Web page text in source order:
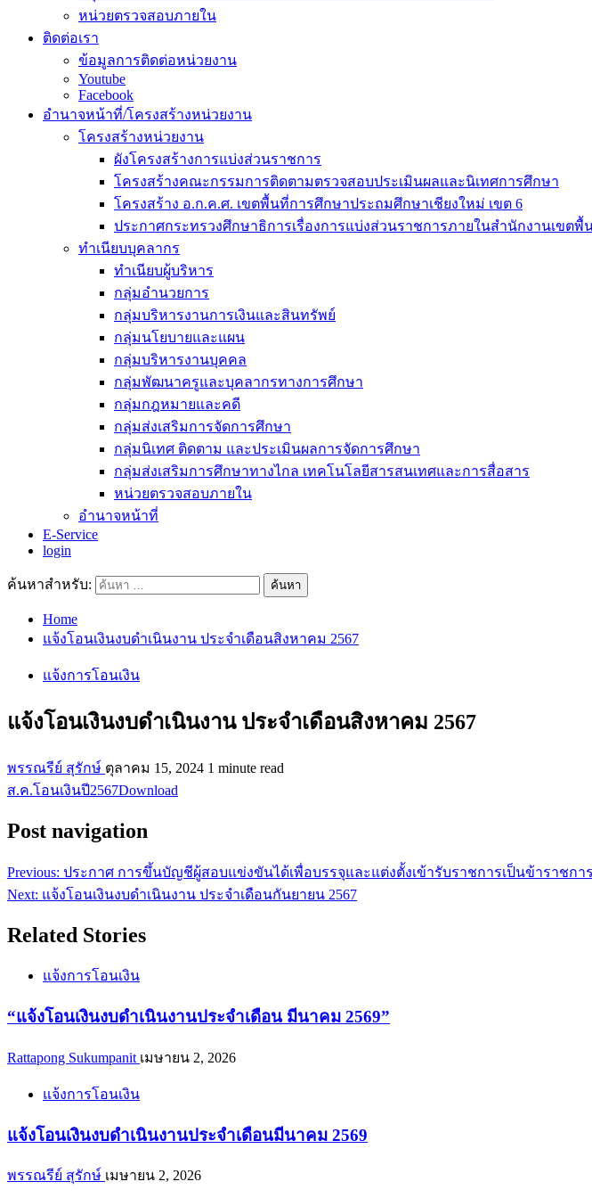
หน่วยตรวจสอบภายใน
ติดต่อเรา
ข้อมูลการติดต่อหน่วยงาน
Youtube
Facebook
อำนาจหน้าที่/โครงสร้างหน่วยงาน
โครงสร้างหน่วยงาน
ผังโครงสร้างการแบ่งส่วนราชการ
โครงสร้างคณะกรรมการติดตามตรวจสอบประเมินผลและนิเทศการศึกษา
โครงสร้าง อ.ก.ค.ศ. เขตพื้นที่การศึกษาประถมศึกษาเชียงใหม่ เขต 6
ประกาศกระทรวงศึกษาธิการเรื่องการแบ่งส่วนราชการภายในสำนักงานเขตพื้
ทำเนียบบุคลากร
ทำเนียบผู้บริหาร
กลุ่มอำนวยการ
กลุ่มบริหารงานการเงินและสินทรัพย์
กลุ่มนโยบายและแผน
กลุ่มบริหารงานบุคคล
กลุ่มพัฒนาครูและบุคลากรทางการศึกษา
กลุ่มกฎหมายและคดี
กลุ่มส่งเสริมการจัดการศึกษา
กลุ่มนิเทศ ติดตาม และประเมินผลการจัดการศึกษา
กลุ่มส่งเสริมการศึกษาทางไกล เทคโนโลยีสารสนเทศและการสื่อสาร
หน่วยตรวจสอบภายใน
อำนาจหน้าที่
E-Service
login
ค้นหาสำหรับ:
Home
แจ้งโอนเงินงบดำเนินงาน ประจำเดือนสิงหาคม 2567
แจ้งการโอนเงิน
แจ้งโอนเงินงบดำเนินงาน ประจำเดือนสิงหาคม 2567
พรรณรีย์ สุรักษ์ ตุลาคม 15, 2024 1 minute read
ส.ค.โอนเงินปี2567Download
Post navigation
Previous: ประกาศ การขึ้นบัญชีผู้สอบแข่งขันได้เพื่อบรรจุและแต่งตั้งเข้ารับราชการเป็นข้าราชก
Next: แจ้งโอนเงินงบดำเนินงาน ประจำเดือนกันยายน 2567
Related Stories
แจ้งการโอนเงิน
“แจ้งโอนเงินงบดำเนินงานประจำเดือน มีนาคม 2569”
Rattapong Sukumpanit เมษายน 2, 2026
แจ้งการโอนเงิน
แจ้งโอนเงินงบดำเนินงานประจำเดือนมีนาคม 2569
พรรณรีย์ สุรักษ์ เมษายน 2, 2026